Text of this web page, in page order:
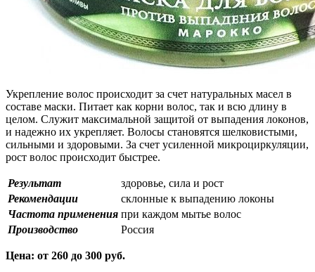
Укрепление волос происходит за счет натуральных масел в
составе маски. Питает как корни волос, так и всю длину в
целом. Служит максимальной защитой от выпадения локонов,
и надежно их укрепляет. Волосы становятся шелковистыми,
сильными и здоровыми. За счет усиленной микроциркуляции,
рост волос происходит быстрее.
Результат
здоровье, сила и рост
Рекомендации
склонные к выпадению локоны
Частота применения при каждом мытье волос
Производство
Россия
Цена: от 260 до 300 руб.